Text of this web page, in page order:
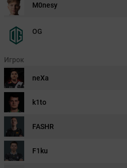
M0nesy
OG
Игрок
neXa
k1to
FASHR
F1ku